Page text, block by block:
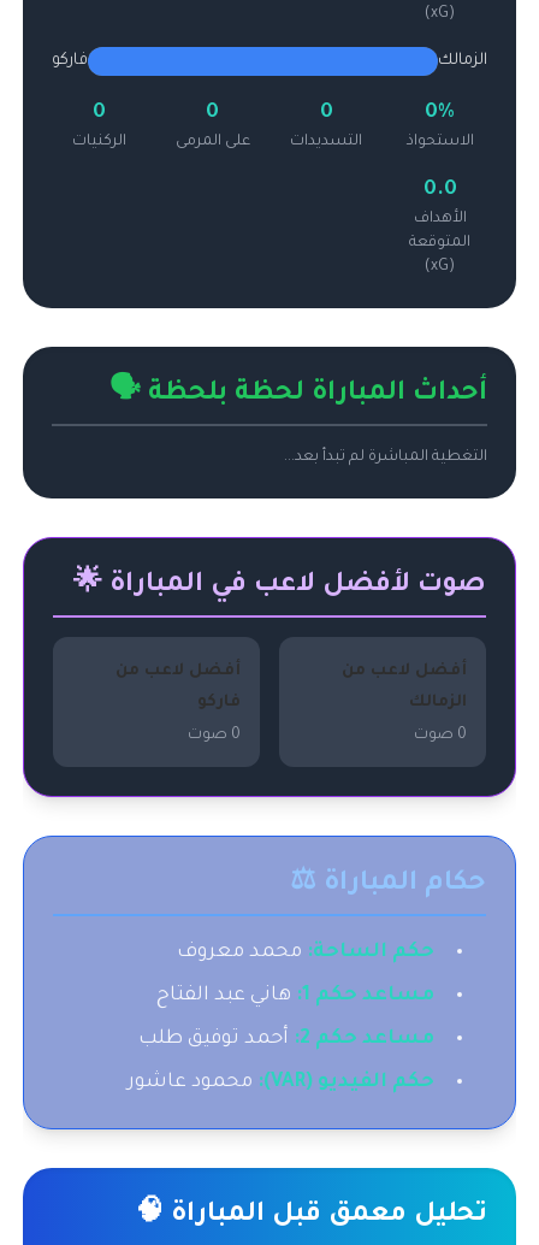
(xG)
الزمالك فاركو
0%
الاستحواذ
0
التسديدات
0
على المرمى
0
الركنيات
0.0
الأهداف
المتوقعة
(xG)
أحداث المباراة لحظة بلحظة 🗣️
التغطية المباشرة لم تبدأ بعد...
صوت لأفضل لاعب في المباراة 🌟
أفضل لاعب من
الزمالك
0 صوت
أفضل لاعب من
فاركو
0 صوت
حكام المباراة ⚖️
حكم الساحة: محمد معروف
مساعد حكم 1:
هاني عبد الفتاح
مساعد حكم 2:
أحمد توفيق طلب
حكم الفيديو (VAR):
محمود عاشور
تحليل معمق قبل المباراة 🧠